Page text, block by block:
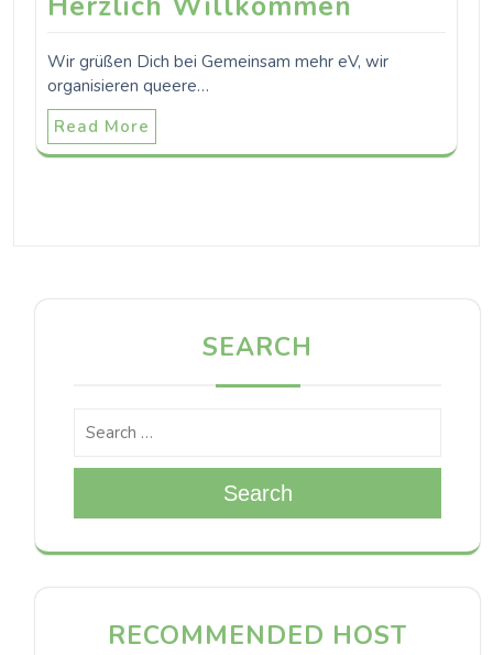
Wir grüßen Dich bei Gemeinsam mehr eV, wir
organisieren queere…
Read More
SEARCH
Search
RECOMMENDED HOST